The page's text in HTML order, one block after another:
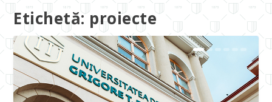
Etichetă:proiecte